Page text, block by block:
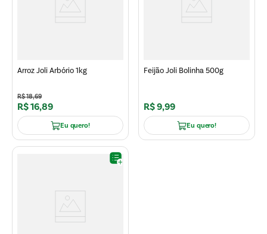
Arroz Joli Arbório 1kg
R$18,69
R$16,89
Eu quero!
Feijão Joli Bolinha 500g
R$9,99
Eu quero!